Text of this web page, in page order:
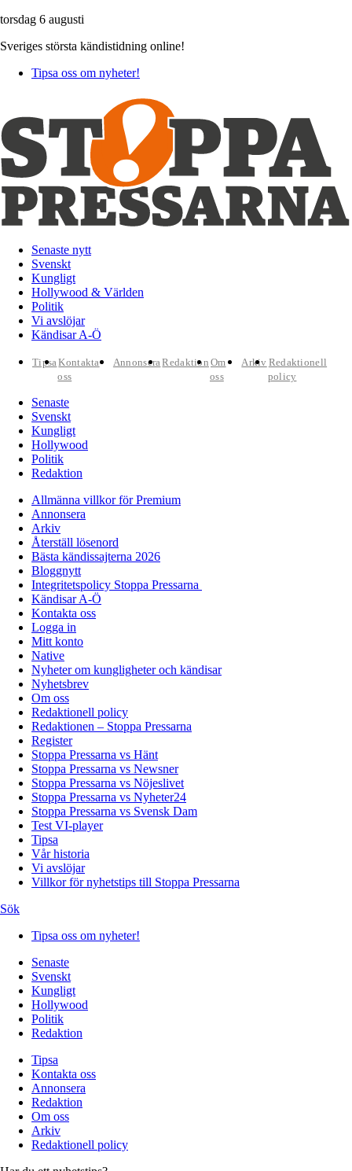
torsdag 6 augusti
Sveriges största kändistidning online!
Tipsa oss om nyheter!
Senaste nytt
Svenskt
Kungligt
Hollywood & Världen
Politik
Vi avslöjar
Kändisar A-Ö
TipsaKontakta
oss
AnnonseraRedaktion Om
oss
Arkiv Redaktionell
policy
Senaste
Svenskt
Kungligt
Hollywood
Politik
Redaktion
Allmänna villkor för Premium
Annonsera
Arkiv
Återställ lösenord
Bästa kändissajterna 2026
Bloggnytt
Integritetspolicy Stoppa Pressarna
Kändisar A-Ö
Kontakta oss
Logga in
Mitt konto
Native
Nyheter om kungligheter och kändisar
Nyhetsbrev
Om oss
Redaktionell policy
Redaktionen – Stoppa Pressarna
Register
Stoppa Pressarna vs Hänt
Stoppa Pressarna vs Newsner
Stoppa Pressarna vs Nöjeslivet
Stoppa Pressarna vs Nyheter24
Stoppa Pressarna vs Svensk Dam
Test VI-player
Tipsa
Vår historia
Vi avslöjar
Villkor för nyhetstips till Stoppa Pressarna
Sök
Tipsa oss om nyheter!
Senaste
Svenskt
Kungligt
Hollywood
Politik
Redaktion
Tipsa
Kontakta oss
Annonsera
Redaktion
Om oss
Arkiv
Redaktionell policy